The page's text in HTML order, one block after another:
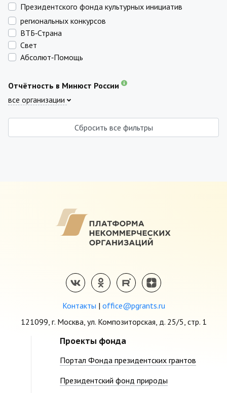
Президентского фонда культурных инициатив
региональных конкурсов
ВТБ‑Страна
Свет
Абсолют‑Помощь
Отчётность в Минюст России
все организации
Сбросить все фильтры
Контакты | office@pgrants.ru
121099, г. Москва, ул. Композиторская, д. 25/5, стр. 1
Проекты фонда
Портал Фонда президентских грантов
Президентский фонд природы